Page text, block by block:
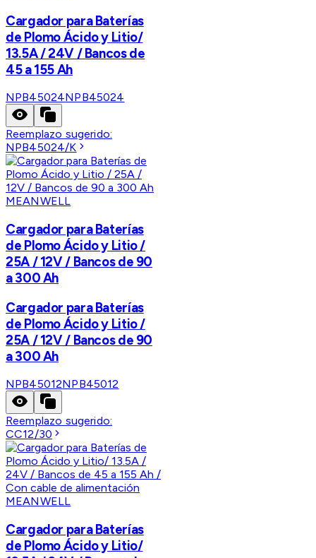
Cargador para Baterías
de Plomo Ácido y Litio/
13.5A / 24V / Bancos de
45 a 155 Ah
NPB45024NPB45024
Reemplazo sugerido:
NPB45024/K
MEANWELL
Cargador para Baterías
de Plomo Ácido y Litio /
25A / 12V / Bancos de 90
a 300 Ah
Cargador para Baterías
de Plomo Ácido y Litio /
25A / 12V / Bancos de 90
a 300 Ah
NPB45012NPB45012
Reemplazo sugerido:
CC12/30
MEANWELL
Cargador para Baterías
de Plomo Ácido y Litio/